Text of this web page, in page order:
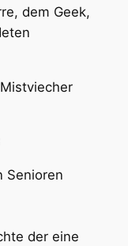
dem Geek,
Senioren
der eine